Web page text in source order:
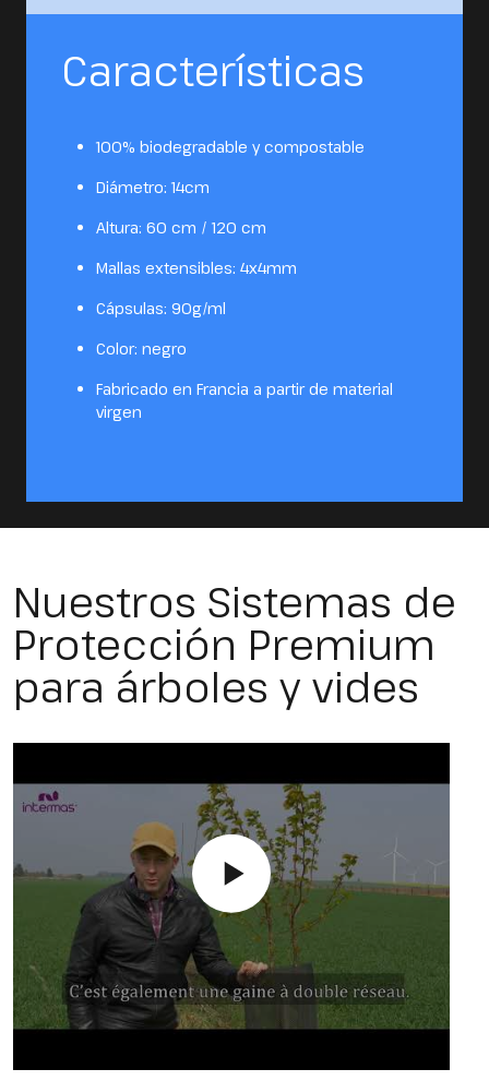
Características
100% biodegradable y compostable
Diámetro: 14cm
Altura: 60 cm / 120 cm
Mallas extensibles: 4x4mm
Cápsulas: 90g/ml
Color: negro
Fabricado en Francia a partir de material
virgen
Nuestros Sistemas de
Protección Premium
para árboles y vides